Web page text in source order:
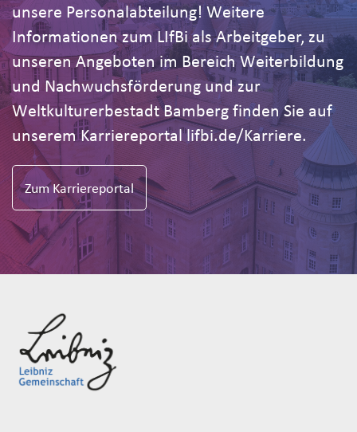
unsere Personalabteilung! Weitere
Informationen zum LIfBi als Arbeitgeber, zu
unseren Angeboten im Bereich Weiterbildung
und Nachwuchsförderung und zur
Weltkulturerbestadt Bamberg finden Sie auf
unserem Karriereportal lifbi.de/Karriere.
Zum Karriereportal